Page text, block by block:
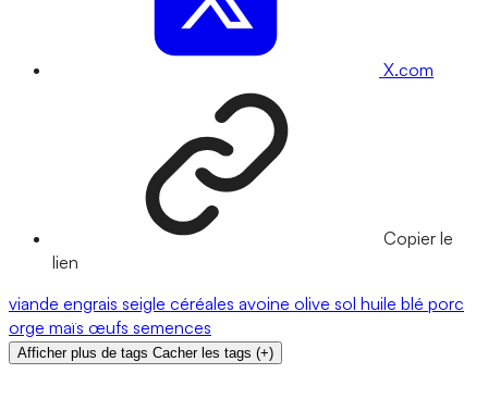
X.com
Copier le
lien
viande engrais seigle céréales avoine olive sol huile blé porc
orge maïs œufs semences
Afficher plus de tags Cacher les tags (+)